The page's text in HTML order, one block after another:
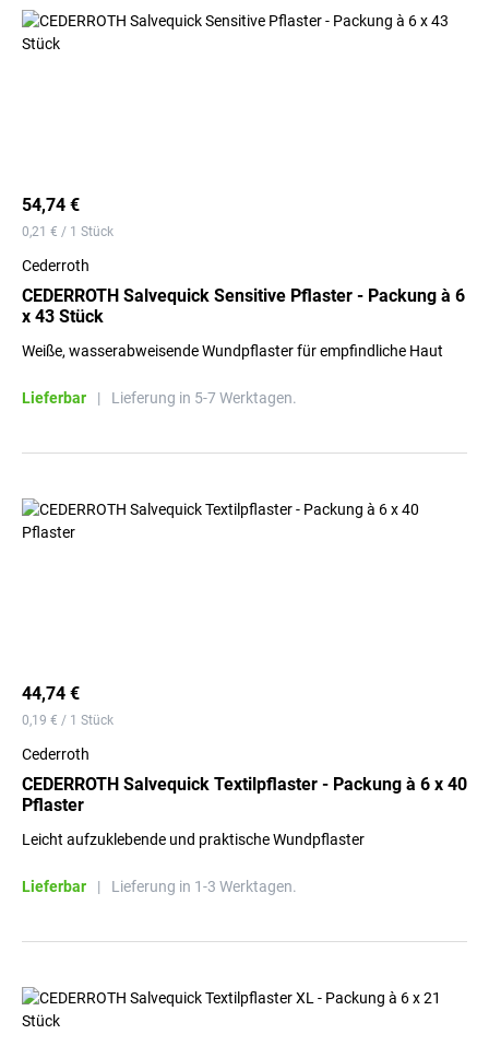
54,74 €
0,21 € / 1 Stück
Cederroth
CEDERROTH Salvequick Sensitive Pflaster - Packung à 6
x 43 Stück
Weiße, wasserabweisende Wundpflaster für empfindliche Haut
Lieferbar | Lieferung in 5-7 Werktagen.
44,74 €
0,19 € / 1 Stück
Cederroth
CEDERROTH Salvequick Textilpflaster - Packung à 6 x 40
Pflaster
Leicht aufzuklebende und praktische Wundpflaster
Lieferbar | Lieferung in 1-3 Werktagen.